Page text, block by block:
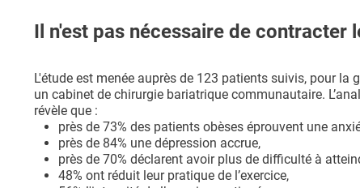
Il n'est pas nécessaire de contracter
L'étude est menée auprès de 123 patients suivis, pour la
un cabinet de chirurgie bariatrique communautaire.
révèle que :
près de 73% des patients obèses éprouvent une
près de 84% une dépression accrue,
près de 70% déclarent avoir plus de difficulté à
48% ont réduit leur pratique de l’exercice,